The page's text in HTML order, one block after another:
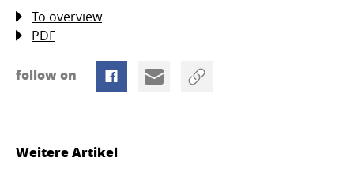
To overview
PDF
follow on
Weitere Artikel